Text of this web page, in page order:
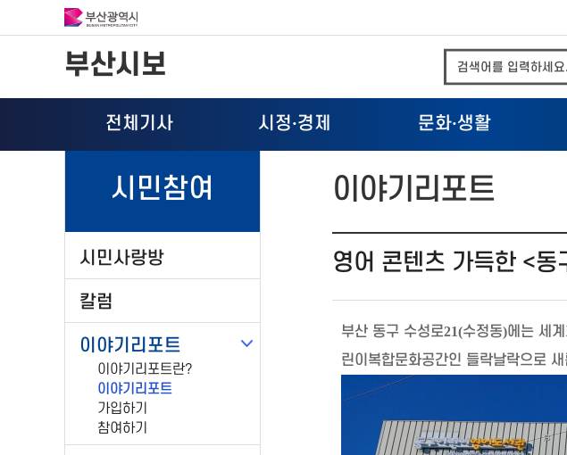
부산시보
전체기사 시정·경제 문화·생활
시민참여
시민사랑방
칼럼
이야기리포트
이야기리포트란?
이야기리포트
가입하기
참여하기
이야기리포트
영어 콘텐츠 가득한 <동
부산 동구 수성로21(수정동)에는 세
린이복합문화공간인 들락날락으로